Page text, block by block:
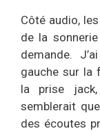
Côté audio,
de la
demande.
gauche sur la
la prise jack,
semblerait
des écoutes